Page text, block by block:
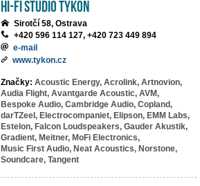
HI-FI studio TYKON
Sirotčí 58, Ostrava
+420 596 114 127, +420 723 449 894
e-mail
www.tykon.cz
Značky: Acoustic Energy, Acrolink, Artnovion,
Audia Flight, Avantgarde Acoustic, AVM,
Bespoke Audio, Cambridge Audio, Copland,
darTZeel, Electrocompaniet, Elipson, EMM Labs,
Estelon, Falcon Loudspeakers, Gauder Akustik,
Gradient, Meitner, MoFi Electronics,
Music First Audio, Neat Acoustics, Norstone,
Soundcare, Tangent